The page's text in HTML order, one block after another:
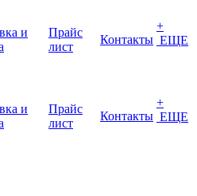
и
Прайс
лист
Контакты
+
ЕЩЕ
и
Прайс
лист
Контакты
+
ЕЩЕ